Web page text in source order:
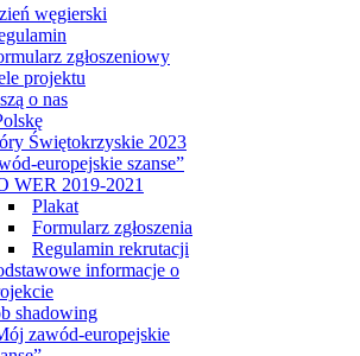
węgierski
zgłoszeniowy
projektu
o nas
Świętokrzyskie 2023
europejskie szanse”
WER 2019-2021
Plakat
Formularz zgłoszenia
Regulamin rekrutacji
informacje o
shadowing
zawód-europejskie